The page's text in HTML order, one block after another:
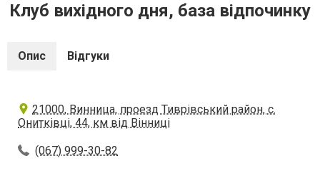
Клуб вихідного дня, база відпочинку
Опис Відгуки
21000, Винница, проезд Тиврівський район, с.
Онитківці, 44, км від Вінниці
(067) 999-30-82